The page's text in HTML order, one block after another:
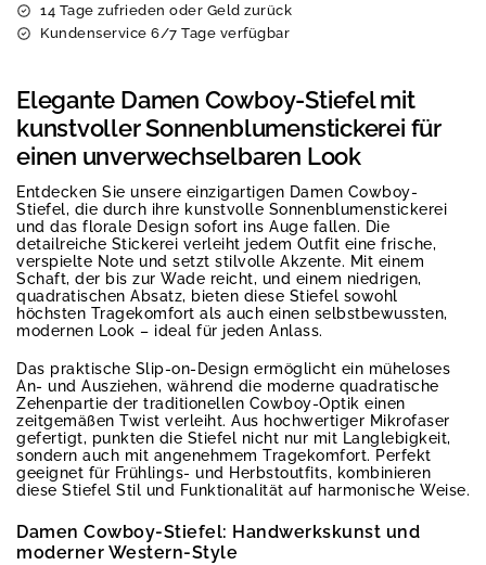
14 Tage zufrieden oder Geld zurück
Kundenservice 6/7 Tage verfügbar
Elegante Damen Cowboy-Stiefel mit
kunstvoller Sonnenblumenstickerei für
einen unverwechselbaren Look
Entdecken Sie unsere einzigartigen Damen Cowboy-
Stiefel, die durch ihre kunstvolle Sonnenblumenstickerei
und das florale Design sofort ins Auge fallen. Die
detailreiche Stickerei verleiht jedem Outfit eine frische,
verspielte Note und setzt stilvolle Akzente. Mit einem
Schaft, der bis zur Wade reicht, und einem niedrigen,
quadratischen Absatz, bieten diese Stiefel sowohl
höchsten Tragekomfort als auch einen selbstbewussten,
modernen Look – ideal für jeden Anlass.
Das praktische Slip-on-Design ermöglicht ein müheloses
An- und Ausziehen, während die moderne quadratische
Zehenpartie der traditionellen Cowboy-Optik einen
zeitgemäßen Twist verleiht. Aus hochwertiger Mikrofaser
gefertigt, punkten die Stiefel nicht nur mit Langlebigkeit,
sondern auch mit angenehmem Tragekomfort. Perfekt
geeignet für Frühlings- und Herbstoutfits, kombinieren
diese Stiefel Stil und Funktionalität auf harmonische Weise.
Damen Cowboy-Stiefel: Handwerkskunst und
moderner Western-Style